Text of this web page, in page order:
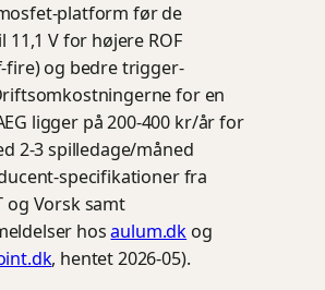
platform før de
V for højere ROF
fire) og bedre trigger-
for en
ligger på 200-400 kr/år for
2-3 spilledage/måned
specifikationer fra
og Vorsk samt
hosaulum.dk og
, hentet 2026-05).